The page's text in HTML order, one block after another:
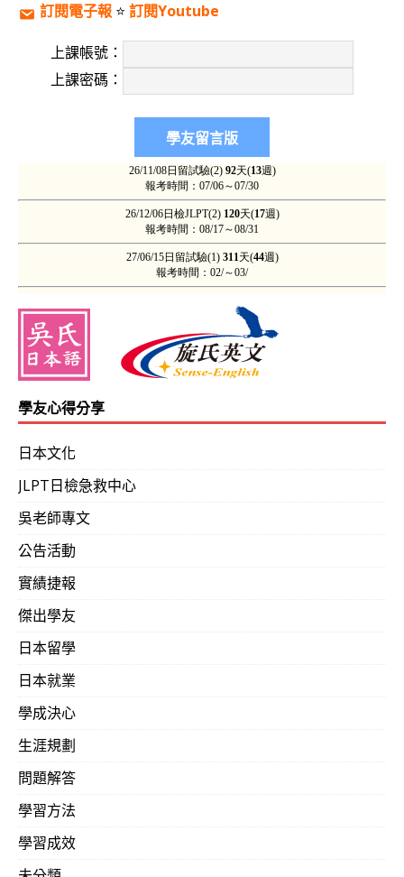
訂閱電子報 ⭐️ 訂閱Youtube
上課帳號：
上課密碼：
學友心得分享
日本文化
JLPT日檢急救中心
吳老師專文
公告活動
實績捷報
傑出學友
日本留學
日本就業
學成決心
生涯規劃
問題解答
學習方法
學習成效